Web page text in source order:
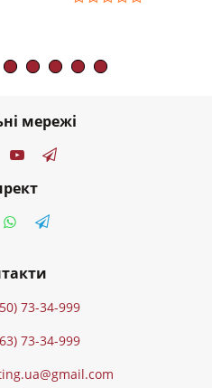
мережі
73-34-999
73-34-999